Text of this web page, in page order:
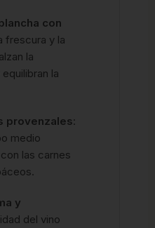
con
frescura y la
la
la
provenzales:
medio
las carnes
y
del vino